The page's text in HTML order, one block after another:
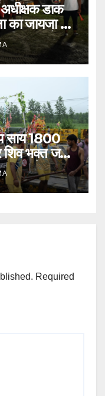
अधीक्षक डाक
का जायजा लेने
पर देर
साय 1800
भक्त जल
कर चुके
Required